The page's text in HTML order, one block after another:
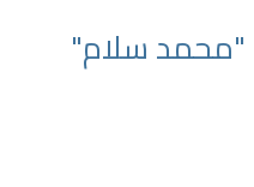
"محمد سلام"